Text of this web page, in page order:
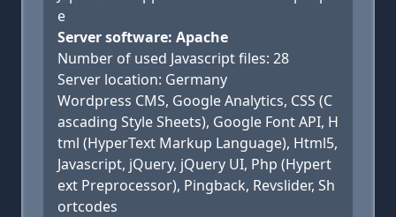
e
Server software: Apache
Number of used Javascript files: 28
Server location: Germany
Wordpress CMS, Google Analytics, CSS (C
ascading Style Sheets), Google Font API, H
tml (HyperText Markup Language), Html5,
Javascript, jQuery, jQuery UI, Php (Hypert
ext Preprocessor), Pingback, Revslider, Sh
ortcodes